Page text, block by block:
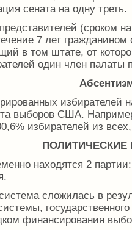
сената на одну треть.
(сроком
7 лет гражданином
в том штате, от
один член палаты
избирателей
выборов США.
избирателей из
ПОЛИТИЧЕСКИЕ
находятся 2
сложилась в
финансирования